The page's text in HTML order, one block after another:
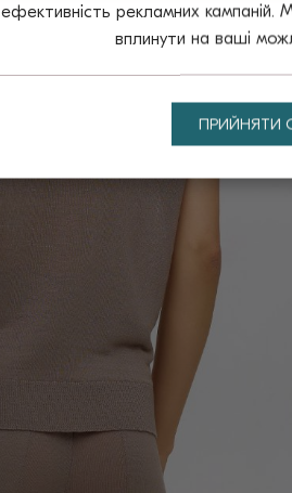
ефективність рекламних кампаній.
вплинути на ваші
ПРИЙНЯТИ